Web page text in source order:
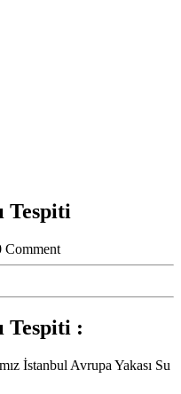
Tespiti
Comment
Tespiti :
İstanbul Avrupa Yakası Su